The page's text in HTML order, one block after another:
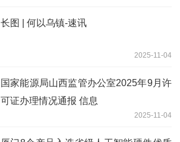
长图 | 何以乌镇-速讯
2025-11-04
国家能源局山西监管办公室2025年9月许
可证办理情况通报 信息
2025-11-04